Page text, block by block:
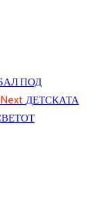
ПОД
Next ДЕТСКАТА